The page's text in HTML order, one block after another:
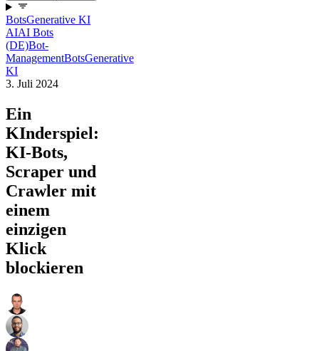
BotsGenerative KI
AIAI Bots
(DE)Bot-
ManagementBotsGenerative
KI
3. Juli 2024
Ein
KInderspiel:
KI-Bots,
Scraper und
Crawler mit
einem
einzigen
Klick
blockieren